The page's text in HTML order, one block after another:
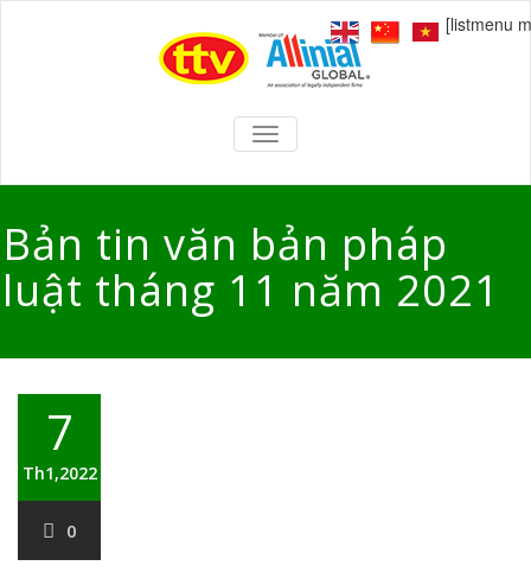
TOGGLE
NAVIGATION
Bản tin văn bản pháp
luật tháng 11 năm 2021
7
Th1,2022
0
[listmenu